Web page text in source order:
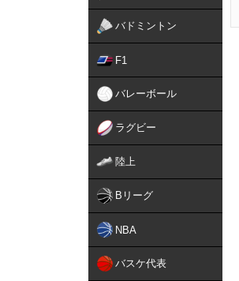
バドミントン
F1
バレーボール
ラグビー
陸上
Bリーグ
NBA
バスケ代表